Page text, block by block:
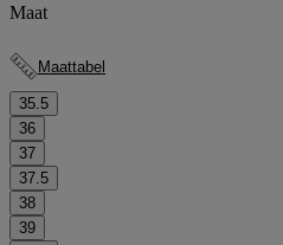
Maat
Maattabel
35.5
36
37
37.5
38
39